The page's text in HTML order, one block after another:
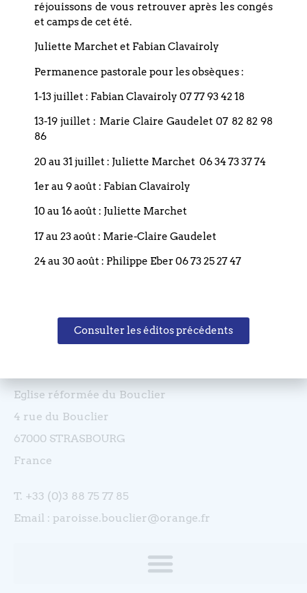
+ Ajouter à mon Agenda Google
+ Exporter vers iCal
Suivant
Eglise réformée du Bouclier
4 rue du Bouclier
67000 STRASBOURG
France
T. +33 (0)3 88 75 77 85
Email : paroisse.bouclier@orange.fr
réjouissons de vous retrouver après les congés
et camps de cet été.
Juliette Marchet et Fabian Clavairoly
Permanence pastorale pour les obsèques :
1-13 juillet : Fabian Clavairoly 07 77 93 42 18
13-19 juillet : Marie Claire Gaudelet 07 82 82 98
86
20 au 31 juillet : Juliette Marchet 06 34 73 37 74
1er au 9 août : Fabian Clavairoly
10 au 16 août : Juliette Marchet
17 au 23 août : Marie-Claire Gaudelet
24 au 30 août : Philippe Eber 06 73 25 27 47
Consulter les éditos précédents